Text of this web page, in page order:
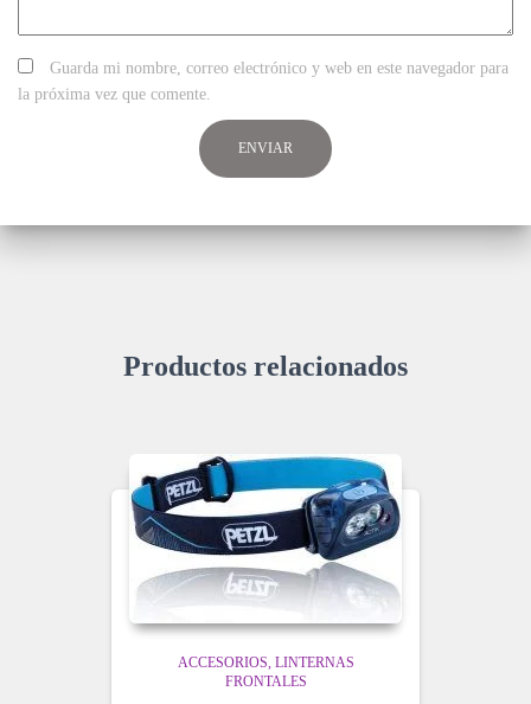
Guarda mi nombre, correo electrónico y web en este navegador para
la próxima vez que comente.
Productos relacionados
ACCESORIOS LINTERNAS
FRONTALES